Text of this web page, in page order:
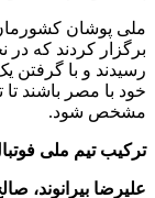
ملی پوشان کشورمان
برگزار کردند که در
رسیدند و با گرفتن یک
خود با مصر باشند
مشخص شود.
ترکیب تیم ملی